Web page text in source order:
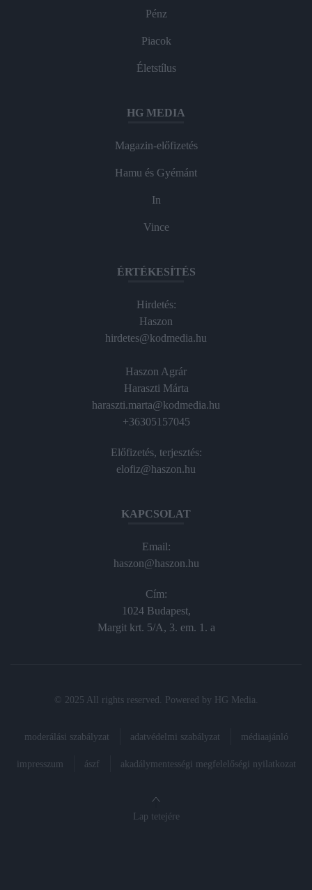
Pénz
Piacok
Életstílus
HG MEDIA
Magazin-előfizetés
Hamu és Gyémánt
In
Vince
ÉRTÉKESÍTÉS
Hirdetés:
Haszon
hirdetes@kodmedia.hu
Haszon Agrár
Haraszti Márta
haraszti.marta@kodmedia.hu
+36305157045
Előfizetés, terjesztés:
elofiz@haszon.hu
KAPCSOLAT
Email:
haszon@haszon.hu
Cím:
1024 Budapest,
Margit krt. 5/A, 3. em. 1. a
© 2025 All rights reserved. Powered by HG Media
moderálási szabályzat adatvédelmi szabályzat médiaajánló
impresszum ászf akadálymentességi megfelelőségi nyilatkozat
Lap tetejére